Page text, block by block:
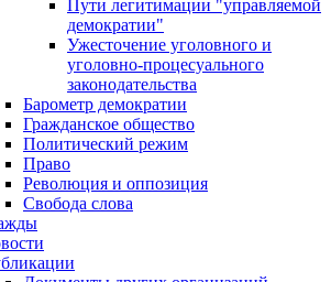
Пути легитимации "управляемой
демократии"
Ужесточение уголовного и
уголовно-процесуального
законодательства
Барометр демократии
Гражданское общество
Политический режим
Право
Революция и оппозиция
Свобода слова